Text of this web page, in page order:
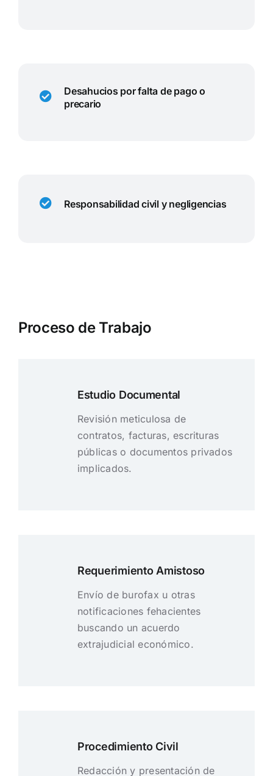
Desahucios por falta de pago o
precario
Responsabilidad civil y negligencias
Proceso de Trabajo
Estudio Documental
Revisión meticulosa de
contratos, facturas, escrituras
públicas o documentos privados
implicados.
Requerimiento Amistoso
Envío de burofax u otras
notificaciones fehacientes
buscando un acuerdo
extrajudicial económico.
Procedimiento Civil
Redacción y presentación de